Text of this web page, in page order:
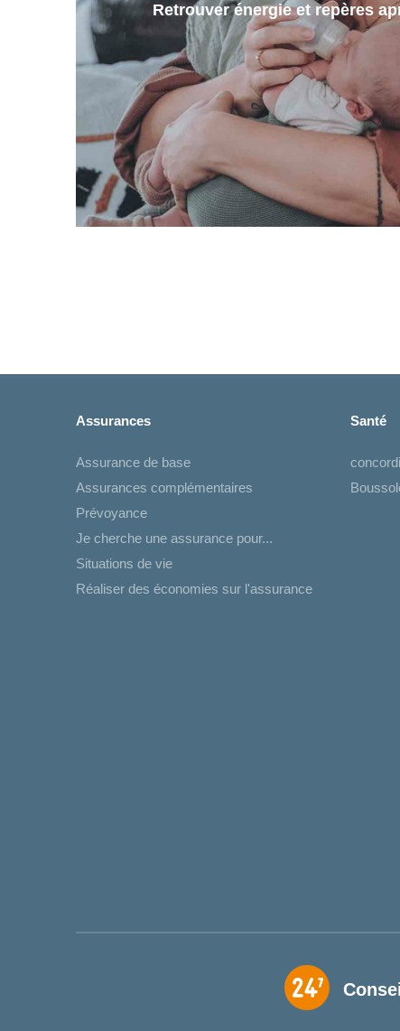
Retrouver énergie et repères
Assurances
Assurance de base
Assurances complémentaires
Prévoyance
Je cherche une assurance pour...
Situations de vie
Réaliser des économies sur l'assurance
Santé